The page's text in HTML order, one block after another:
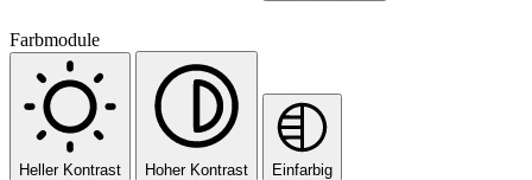
Farbmodule
Heller Kontrast Hoher Kontrast Einfarbig